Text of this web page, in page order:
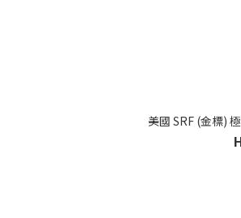
美國 SRF (金標)